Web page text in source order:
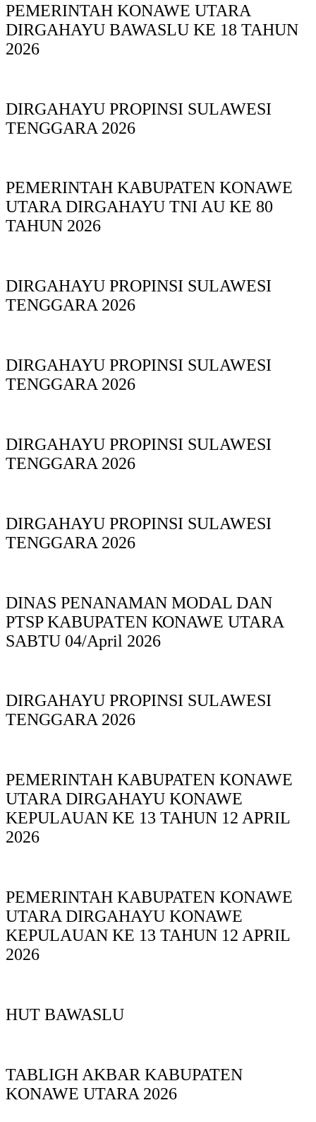
PEMERINTAH KONAWE UTARA
DIRGAHAYU BAWASLU KE 18 TAHUN
2026
DIRGAHAYU PROPINSI SULAWESI
TENGGARA 2026
PEMERINTAH KABUPATEN KONAWE
UTARA DIRGAHAYU TNI AU KE 80
TAHUN 2026
DIRGAHAYU PROPINSI SULAWESI
TENGGARA 2026
DIRGAHAYU PROPINSI SULAWESI
TENGGARA 2026
DIRGAHAYU PROPINSI SULAWESI
TENGGARA 2026
DIRGAHAYU PROPINSI SULAWESI
TENGGARA 2026
DINAS PΕΝΑΝΑΜAN MODAL DAN
PTSP KABUPAΤΕΝ ΚΟNAWE UTARA
SABTU 04/April 2026
DIRGAHAYU PROPINSI SULAWESI
TENGGARA 2026
PEMERINTAH KABUPATEN KONAWE
UTARA DIRGAHAYU KONAWE
KEPULAUAN KE 13 TAHUN 12 APRIL
2026
PEMERINTAH KABUPATEN KONAWE
UTARA DIRGAHAYU KONAWE
KEPULAUAN KE 13 TAHUN 12 APRIL
2026
HUT BAWASLU
TABLIGH AKBAR KABUPATEN
KONAWE UTARA 2026